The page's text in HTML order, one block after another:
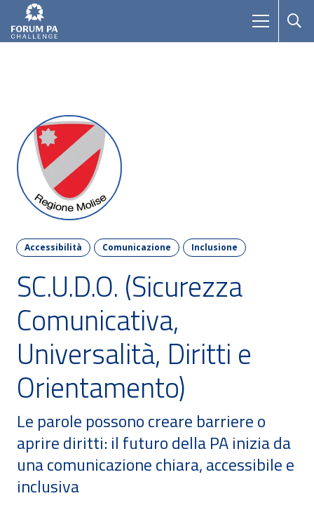
Accessibilità Comunicazione Inclusione
SC.U.D.O. (Sicurezza
Comunicativa,
Universalità, Diritti e
Orientamento)
Le parole possono creare barriere o
aprire diritti: il futuro della PA inizia da
una comunicazione chiara, accessibile e
inclusiva